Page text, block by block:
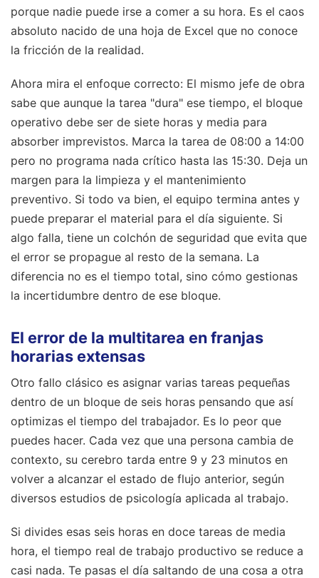
porque nadie puede irse a comer a su hora. Es el caos
absoluto nacido de una hoja de Excel que no conoce
la fricción de la realidad.
Ahora mira el enfoque correcto: El mismo jefe de obra
sabe que aunque la tarea "dura" ese tiempo, el bloque
operativo debe ser de siete horas y media para
absorber imprevistos. Marca la tarea de 08:00 a 14:00
pero no programa nada crítico hasta las 15:30. Deja un
margen para la limpieza y el mantenimiento
preventivo. Si todo va bien, el equipo termina antes y
puede preparar el material para el día siguiente. Si
algo falla, tiene un colchón de seguridad que evita que
el error se propague al resto de la semana. La
diferencia no es el tiempo total, sino cómo gestionas
la incertidumbre dentro de ese bloque.
El error de la multitarea en franjas
horarias extensas
Otro fallo clásico es asignar varias tareas pequeñas
dentro de un bloque de seis horas pensando que así
optimizas el tiempo del trabajador. Es lo peor que
puedes hacer. Cada vez que una persona cambia de
contexto, su cerebro tarda entre 9 y 23 minutos en
volver a alcanzar el estado de flujo anterior, según
diversos estudios de psicología aplicada al trabajo.
Si divides esas seis horas en doce tareas de media
hora, el tiempo real de trabajo productivo se reduce a
casi nada. Te pasas el día saltando de una cosa a otra